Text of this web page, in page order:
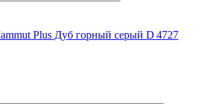
Plus Дуб горный серый D 4727